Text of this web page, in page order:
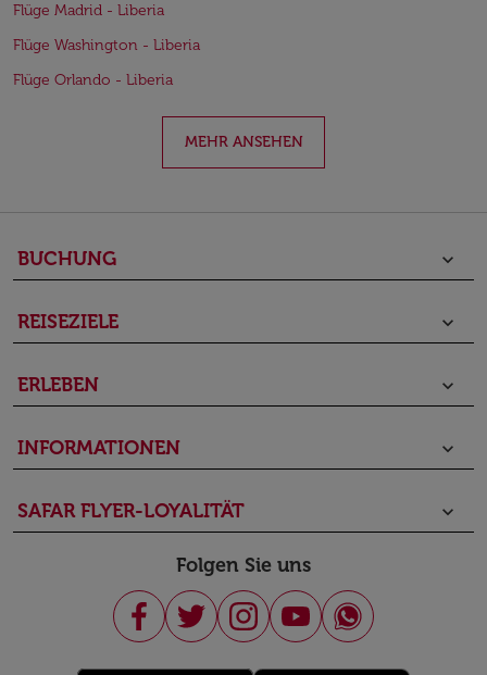
Flüge Madrid - Liberia
Flüge Washington - Liberia
Flüge Orlando - Liberia
MEHR ANSEHEN
BUCHUNG keyboard_arrow_down
REISEZIELE keyboard_arrow_down
ERLEBEN keyboard_arrow_down
INFORMATIONEN keyboard_arrow_down
SAFAR FLYER-LOYALITÄT keyboard_arrow_down
Folgen Sie uns